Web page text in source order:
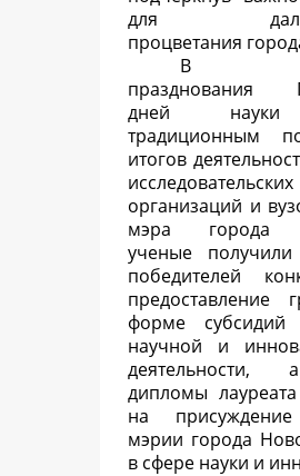
для
процветания
В
празднования
дней науки
традиционным
итогов
исследовательских
организаций и
мэра города
ученые
победителей
предоставление
форме
научной и
деятельности,
дипломы
на
мэрии города
в сфере науки и